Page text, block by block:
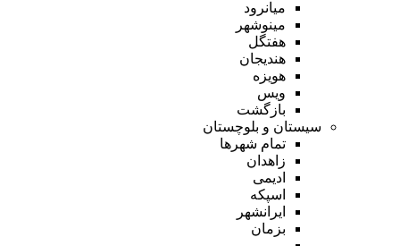
میانرود
مینوشهر
هفتگل
هندیجان
هویزه
ویس
بازگشت
سیستان و بلوچستان
تمام شهر‌ها
زاهدان
ادیمی
اسپکه
ایرانشهر
بزمان